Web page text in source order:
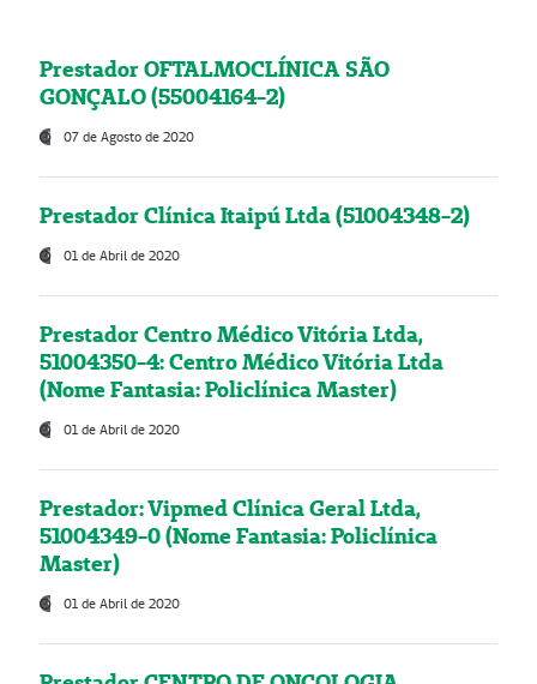
Prestador OFTALMOCLÍNICA SÃO
GONÇALO (55004164-2)
07 de Agosto de 2020
Prestador Clínica Itaipú Ltda (51004348-2)
01 de Abril de 2020
Prestador Centro Médico Vitória Ltda,
51004350-4: Centro Médico Vitória Ltda
(Nome Fantasia: Policlínica Master)
01 de Abril de 2020
Prestador: Vipmed Clínica Geral Ltda,
51004349-0 (Nome Fantasia: Policlínica
Master)
01 de Abril de 2020